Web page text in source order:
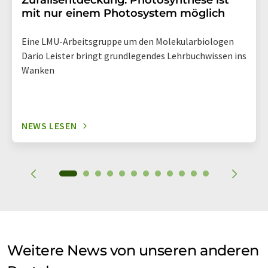
mit nur einem Photosystem möglich
Eine LMU-Arbeitsgruppe um den Molekularbiologen
Dario Leister bringt grundlegendes Lehrbuchwissen ins
Wanken
NEWS LESEN
Weitere News von unseren anderen